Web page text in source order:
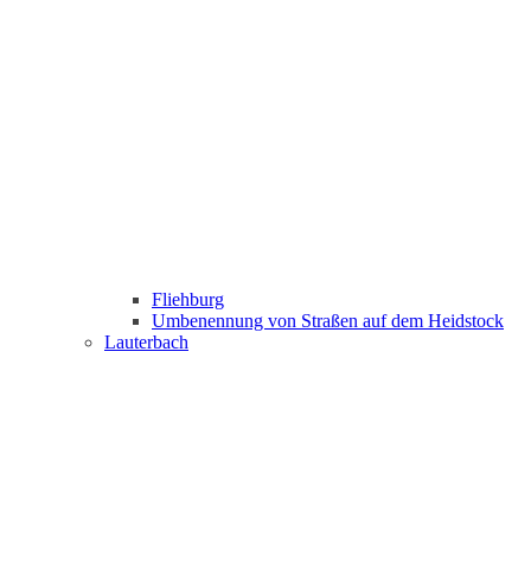
Fliehburg
Umbenennung von Straßen auf dem Heidstock
Lauterbach